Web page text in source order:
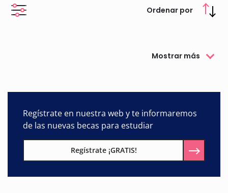
Ordenar por
Mostrar más
Regístrate en nuestra web y te informaremos
de las nuevas becas para estudiar
Regístrate ¡GRATIS!